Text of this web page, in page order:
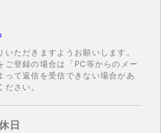
ただきますようお願いします。
ご登録の場合は「PC等からのメー
って返信を受信できない場合があ
さい。
日